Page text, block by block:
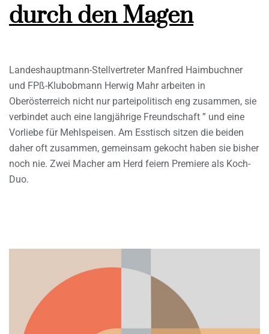
durch den Magen
Landeshauptmann-Stellvertreter Manfred Haimbuchner
und FPß-Klubobmann Herwig Mahr arbeiten in
Oberösterreich nicht nur parteipolitisch eng zusammen, sie
verbindet auch eine langjährige Freundschaft ” und eine
Vorliebe für Mehlspeisen. Am Esstisch sitzen die beiden
daher oft zusammen, gemeinsam gekocht haben sie bisher
noch nie. Zwei Macher am Herd feiern Premiere als Koch-
Duo.